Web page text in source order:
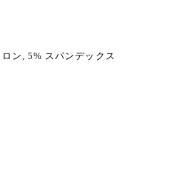
ン, 5% スパンデックス